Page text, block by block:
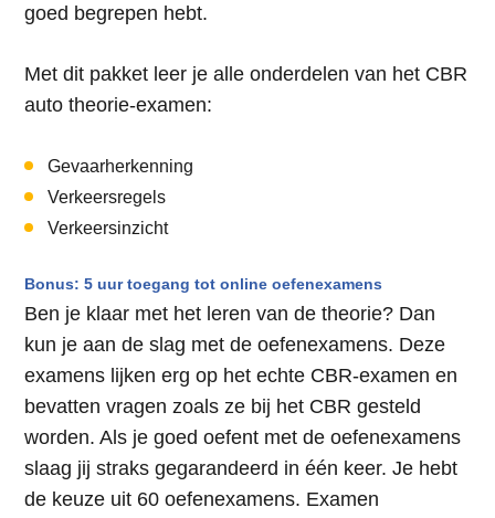
goed begrepen hebt.
Met dit pakket leer je alle onderdelen van het CBR
auto theorie-examen:
Gevaarherkenning
Verkeersregels
Verkeersinzicht
Bonus: 5 uur toegang tot online oefenexamens
Ben je klaar met het leren van de theorie? Dan
kun je aan de slag met de oefenexamens. Deze
examens lijken erg op het echte CBR-examen en
bevatten vragen zoals ze bij het CBR gesteld
worden. Als je goed oefent met de oefenexamens
slaag jij straks gegarandeerd in één keer. Je hebt
de keuze uit 60 oefenexamens. Examen